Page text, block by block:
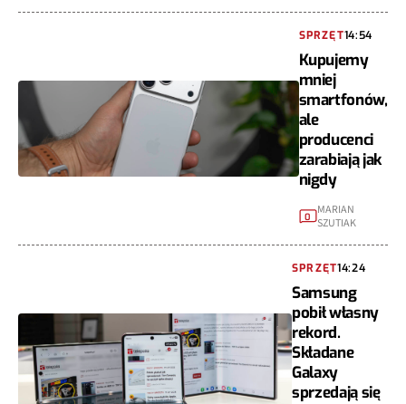
SPRZĘT14:54
Kupujemy
mniej
smartfonów,
ale
producenci
zarabiają jak
nigdy
0 MARIAN
SZUTIAK
SPRZĘT14:24
Samsung
pobił własny
rekord.
Składane
Galaxy
sprzedają się